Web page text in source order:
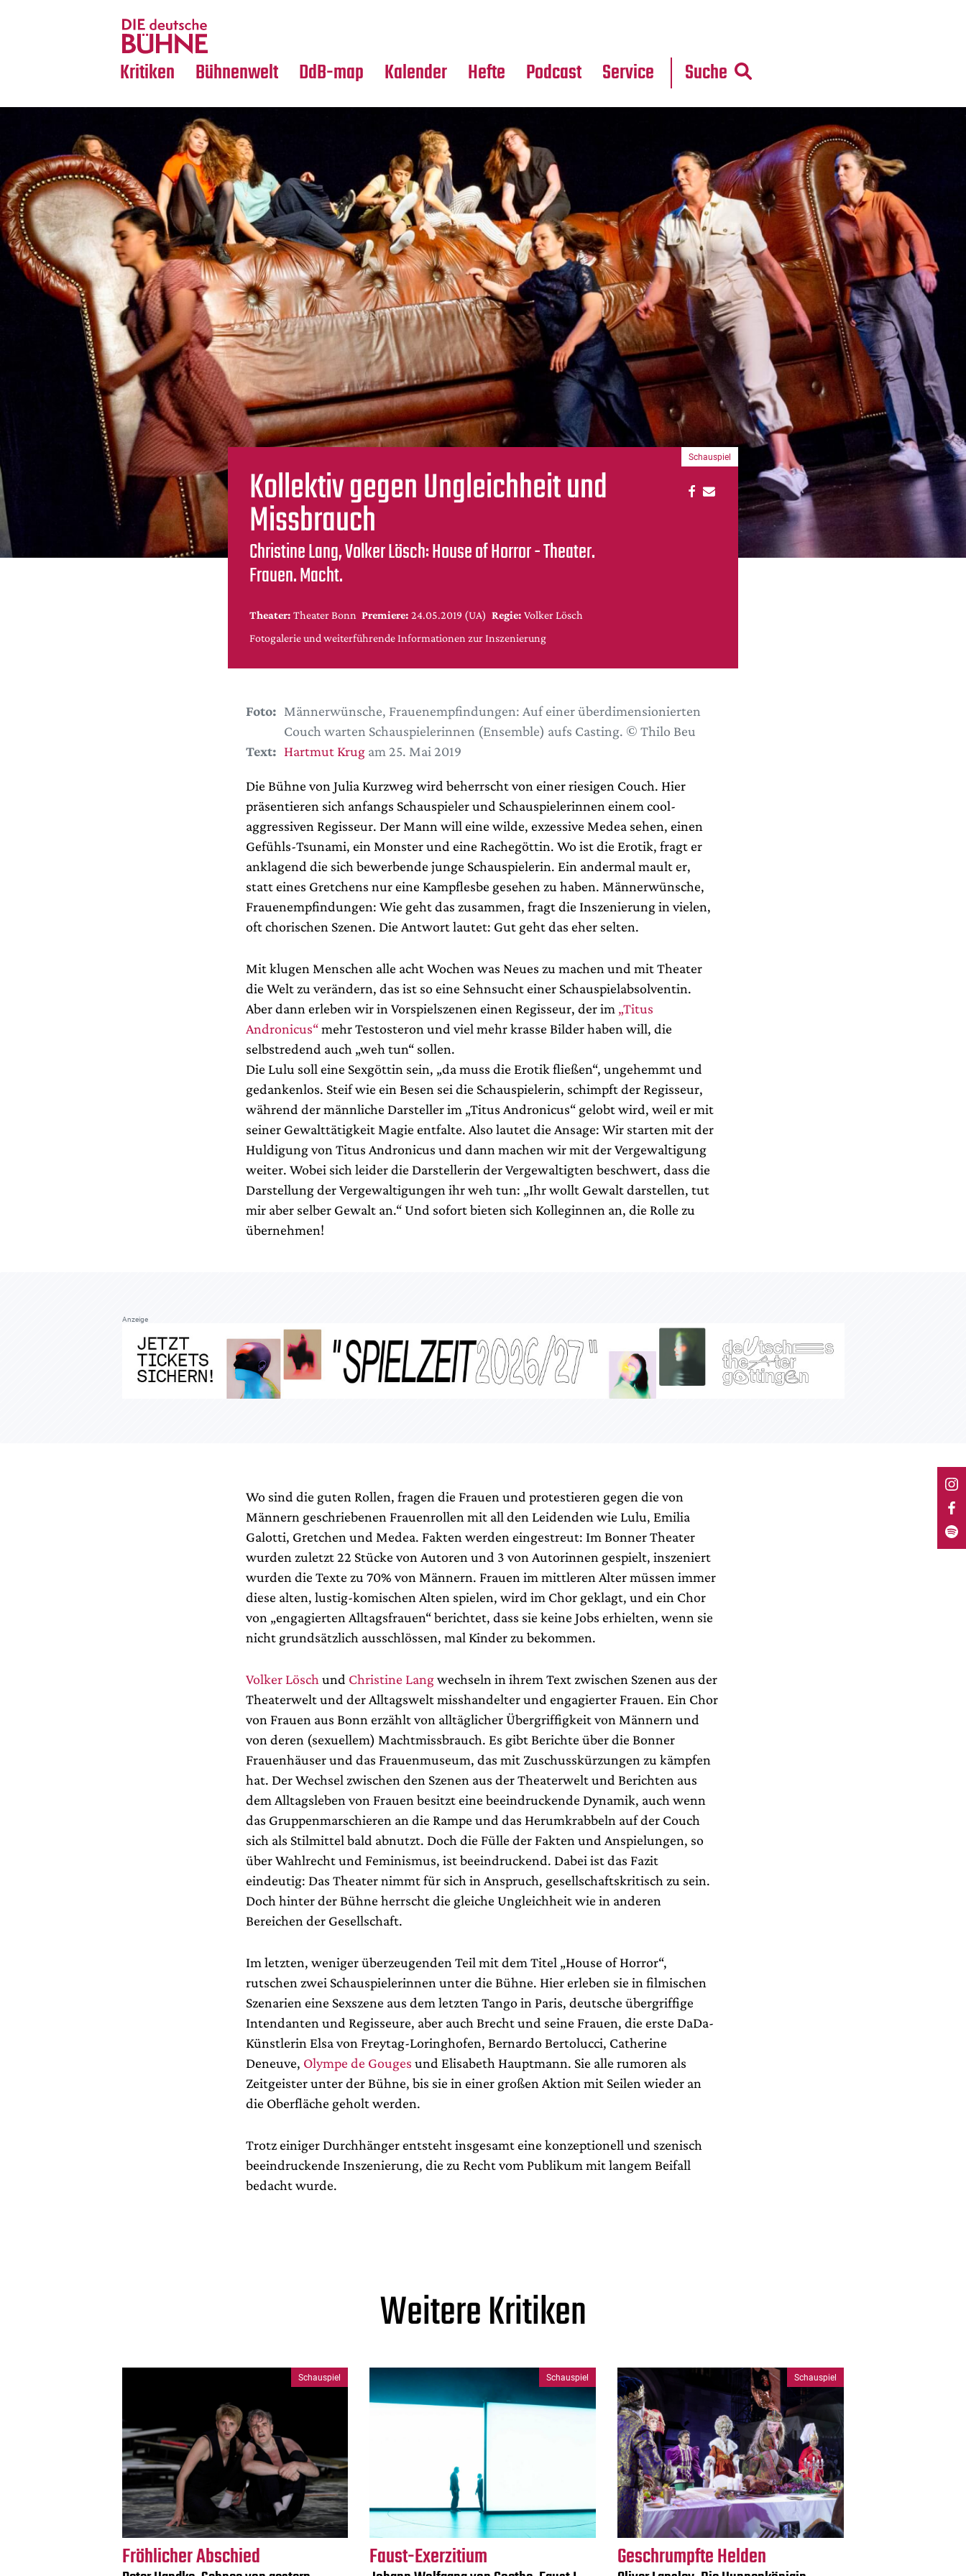
Kritiken
Crossover
Bühnenwelt
Medientipps
DdB-map Kalender Hefte Podcast Service Suche
Kollektiv gegen Ungleichheit und
Missbrauch
Christine Lang, Volker Lösch: House of Horror - Theater.
Frauen. Macht.
Theater: Theater Bonn Premiere: 24.05.2019 (UA) Regie: Volker Lösch
Fotogalerie und weiterführende Informationen zur Inszenierung
Schauspiel
Foto: Männerwünsche, Frauenempfindungen: Auf einer überdimensionierten
Couch warten Schauspielerinnen (Ensemble) aufs Casting. © Thilo Beu
Text: Hartmut Krugam 25. Mai 2019
Die Bühne von Julia Kurzweg wird beherrscht von einer riesigen Couch. Hier
präsentieren sich anfangs Schauspieler und Schauspielerinnen einem cool-
aggressiven Regisseur. Der Mann will eine wilde, exzessive Medea sehen, einen
Gefühls-Tsunami, ein Monster und eine Rachegöttin. Wo ist die Erotik, fragt er
anklagend die sich bewerbende junge Schauspielerin. Ein andermal mault er,
statt eines Gretchens nur eine Kampflesbe gesehen zu haben. Männerwünsche,
Frauenempfindungen: Wie geht das zusammen, fragt die Inszenierung in vielen,
oft chorischen Szenen. Die Antwort lautet: Gut geht das eher selten.
Mit klugen Menschen alle acht Wochen was Neues zu machen und mit Theater
die Welt zu verändern, das ist so eine Sehnsucht einer Schauspielabsolventin.
Aber dann erleben wir in Vorspielszenen einen Regisseur, der im „Titus
Andronicus“mehr Testosteron und viel mehr krasse Bilder haben will, die
selbstredend auch „weh tun“ sollen.
Die Lulu soll eine Sexgöttin sein, „da muss die Erotik fließen“, ungehemmt und
gedankenlos. Steif wie ein Besen sei die Schauspielerin, schimpft der Regisseur,
während der männliche Darsteller im „Titus Andronicus“ gelobt wird, weil er mit
seiner Gewalttätigkeit Magie entfalte. Also lautet die Ansage: Wir starten mit der
Huldigung von Titus Andronicus und dann machen wir mit der Vergewaltigung
weiter. Wobei sich leider die Darstellerin der Vergewaltigten beschwert, dass die
Darstellung der Vergewaltigungen ihr weh tun: „Ihr wollt Gewalt darstellen, tut
mir aber selber Gewalt an.“ Und sofort bieten sich Kolleginnen an, die Rolle zu
übernehmen!
Anzeige
Wo sind die guten Rollen, fragen die Frauen und protestieren gegen die von
Männern geschriebenen Frauenrollen mit all den Leidenden wie Lulu, Emilia
Galotti, Gretchen und Medea. Fakten werden eingestreut: Im Bonner Theater
wurden zuletzt 22 Stücke von Autoren und 3 von Autorinnen gespielt, inszeniert
wurden die Texte zu 70% von Männern. Frauen im mittleren Alter müssen immer
diese alten, lustig-komischen Alten spielen, wird im Chor geklagt, und ein Chor
von „engagierten Alltagsfrauen“ berichtet, dass sie keine Jobs erhielten, wenn sie
nicht grundsätzlich ausschlössen, mal Kinder zu bekommen.
Volker Lösch und Christine Langwechseln in ihrem Text zwischen Szenen aus der
Theaterwelt und der Alltagswelt misshandelter und engagierter Frauen. Ein Chor
von Frauen aus Bonn erzählt von alltäglicher Übergriffigkeit von Männern und
von deren (sexuellem) Machtmissbrauch. Es gibt Berichte über die Bonner
Frauenhäuser und das Frauenmuseum, das mit Zuschusskürzungen zu kämpfen
hat. Der Wechsel zwischen den Szenen aus der Theaterwelt und Berichten aus
dem Alltagsleben von Frauen besitzt eine beeindruckende Dynamik, auch wenn
das Gruppenmarschieren an die Rampe und das Herumkrabbeln auf der Couch
sich als Stilmittel bald abnutzt. Doch die Fülle der Fakten und Anspielungen, so
über Wahlrecht und Feminismus, ist beeindruckend. Dabei ist das Fazit
eindeutig: Das Theater nimmt für sich in Anspruch, gesellschaftskritisch zu sein.
Doch hinter der Bühne herrscht die gleiche Ungleichheit wie in anderen
Bereichen der Gesellschaft.
Im letzten, weniger überzeugenden Teil mit dem Titel „House of Horror“,
rutschen zwei Schauspielerinnen unter die Bühne. Hier erleben sie in filmischen
Szenarien eine Sexszene aus dem letzten Tango in Paris, deutsche übergriffige
Intendanten und Regisseure, aber auch Brecht und seine Frauen, die erste DaDa-
Künstlerin Elsa von Freytag-Loringhofen, Bernardo Bertolucci, Catherine
Deneuve, Olympe de Gouges und Elisabeth Hauptmann. Sie alle rumoren als
Zeitgeister unter der Bühne, bis sie in einer großen Aktion mit Seilen wieder an
die Oberfläche geholt werden.
Trotz einiger Durchhänger entsteht insgesamt eine konzeptionell und szenisch
beeindruckende Inszenierung, die zu Recht vom Publikum mit langem Beifall
bedacht wurde.
Weitere Kritiken
Schauspiel
Fröhlicher Abschied
Schauspiel
Faust-Exerzitium
Schauspiel
Geschrumpfte Helden